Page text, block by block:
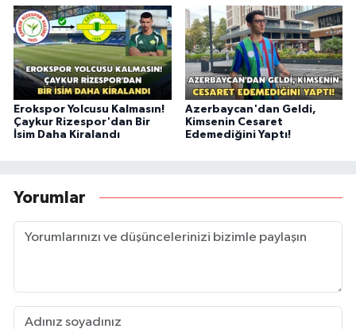
Erokspor Yolcusu Kalmasın!
Çaykur Rizespor'dan Bir
İsim Daha Kiralandı
Azerbaycan'dan Geldi,
Kimsenin Cesaret
Edemediğini Yaptı!
Yorumlar